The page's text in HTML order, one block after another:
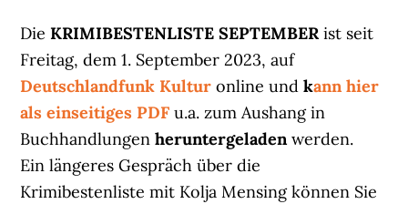
DieKRIMIBESTENLISTE SEPTEMBERist seit
Freitag, dem 1. September 2023, auf
Deutschlandfunk Kultur online undkann hier
als einseitiges PDFu.a. zum Aushang in
Buchhandlungenheruntergeladenwerden.
Ein längeres Gespräch über die
Krimibestenliste mit Kolja Mensing können Sie